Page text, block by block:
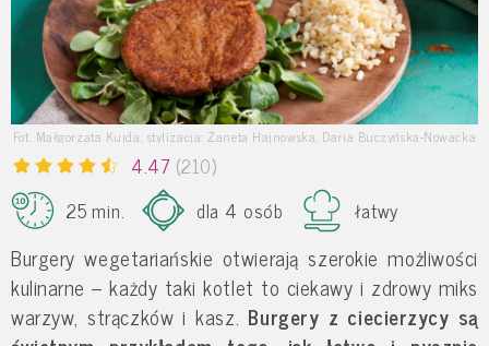
Fot. Małgorzata Kujda, stylizacja: Żaneta Hajnowska, Daria Buczyńska-Nowacka
4.47 (210)
25 min.
dla 4 osób łatwy
Burgery wegetariańskie otwierają szerokie możliwości
kulinarne – każdy taki kotlet to ciekawy i zdrowy miks
warzyw, strączków i kasz. Burgery z ciecierzycy są